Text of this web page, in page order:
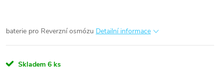
baterie pro Reverzní osmózu Detailní informace
Skladem 6 ks